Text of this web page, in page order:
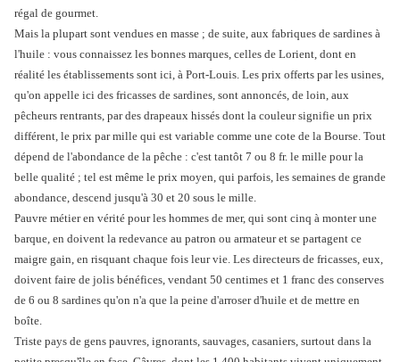
régal de gourmet.
Mais la plupart sont vendues en masse ; de suite, aux fabriques de sardines à
l'huile : vous connaissez les bonnes marques, celles de Lorient, dont en
réalité les établissements sont ici, à Port-Louis. Les prix offerts par les usines,
qu'on appelle ici des fricasses de sardines, sont annoncés, de loin, aux
pêcheurs rentrants, par des drapeaux hissés dont la couleur signifie un prix
différent, le prix par mille qui est variable comme une cote de la Bourse. Tout
dépend de l'abondance de la pêche : c'est tantôt 7 ou 8 fr. le mille pour la
belle qualité ; tel est même le prix moyen, qui parfois, les semaines de grande
abondance, descend jusqu'à 30 et 20 sous le mille.
Pauvre métier en vérité pour les hommes de mer, qui sont cinq à monter une
barque, en doivent la redevance au patron ou armateur et se partagent ce
maigre gain, en risquant chaque fois leur vie. Les directeurs de fricasses, eux,
doivent faire de jolis bénéfices, vendant 50 centimes et 1 franc des conserves
de 6 ou 8 sardines qu'on n'a que la peine d'arroser d'huile et de mettre en
boîte.
Triste pays de gens pauvres, ignorants, sauvages, casaniers, surtout dans la